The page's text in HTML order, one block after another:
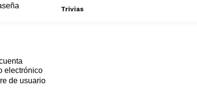
Trivias
electrónico
de usuario